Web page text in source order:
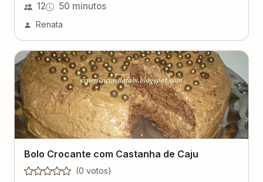
12 50 minutos
Renata
Bolo Crocante com Castanha de Caju
(0 votos)